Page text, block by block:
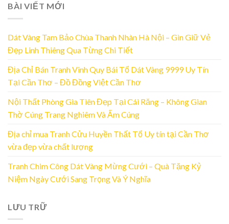
BÀI VIẾT MỚI
Dát Vàng Tam Bảo Chùa Thanh Nhàn Hà Nội – Gìn Giữ Vẻ
Đẹp Linh Thiêng Qua Từng Chi Tiết
Địa Chỉ Bán Tranh Vinh Quy Bái Tổ Dát Vàng 9999 Uy Tín
Tại Cần Thơ – Đồ Đồng Việt Cần Thơ
Nội Thất Phòng Gia Tiên Đẹp Tại Cái Răng – Không Gian
Thờ Cúng Trang Nghiêm Và Ấm Cúng
Địa chỉ mua Tranh Cửu Huyền Thất Tổ Uy tín tại Cần Thơ
vừa đẹp vừa chất lượng
Tranh Chim Công Dát Vàng Mừng Cưới – Quà Tặng Kỷ
Niệm Ngày Cưới Sang Trọng Và Ý Nghĩa
LƯU TRỮ